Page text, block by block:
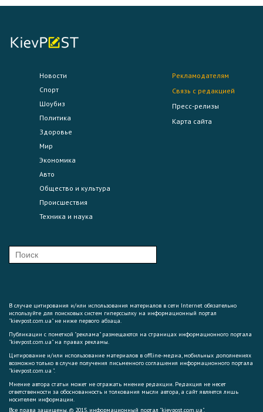
Новости
Спорт
Шоубиз
Политика
Здоровье
Мир
Экономика
Авто
Общество и культура
Происшествия
Техника и наука
Рекламодателям
Связь с редакцией
Пресс-релизы
Карта сайта
В случае цитирования и/или использования материалов в сети Internet обязательно
используйте для поисковых систем гиперссылку на информационный портал
"kievpost.com.ua" не ниже первого абзаца.
Публикации с пометкой "реклама" размещаются на страницах информационного портала
"kievpost.com.ua" на правах рекламы.
Цитирование и/или использование материалов в offline-медиа, мобильных дополнениях
возможно только в случае получения письменного соглашения информационного портала
"kievpost.com.ua ".
Мнение автора статьи может не отражать мнение редакции. Редакция не несет
ответственности за обоснованность и толкования мысли автора, а сайт является лишь
носителем информации.
Все права защищены. © 2015, информационный портал "kievpost.com.ua".